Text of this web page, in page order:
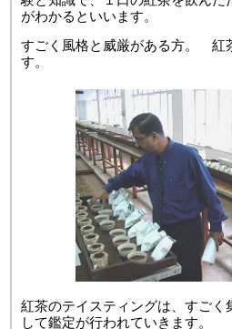
がわかるといいます。
すごく風格と威厳がある方。 紅
す。
紅茶のテイスティングは、すごく
して鑑定が行われていきます。